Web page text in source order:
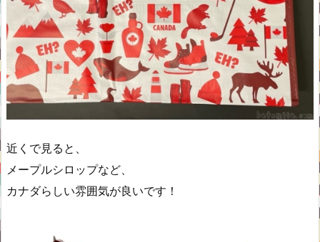
近くで見ると、
メープルシロップなど、
カナダらしい雰囲気が良いです！